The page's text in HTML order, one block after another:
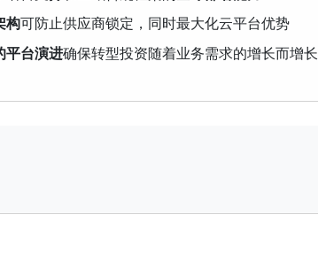
构可防止供应商锁定，同时最大化云平台优势
平台演进确保转型投资随着业务需求的增长而增长